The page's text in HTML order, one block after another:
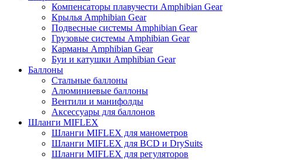
Компенсаторы плавучести Amphibian Gear
Крылья Amphibian Gear
Подвесные системы Amphibian Gear
Грузовые системы Amphibian Gear
Карманы Amphibian Gear
Буи и катушки Amphibian Gear
Баллоны
Стальные баллоны
Алюминиевые баллоны
Вентили и манифолды
Аксессуары для баллонов
Шланги MIFLEX
Шланги MIFLEX для манометров
Шланги MIFLEX для BCD и DrySuits
Шланги MIFLEX для регуляторов